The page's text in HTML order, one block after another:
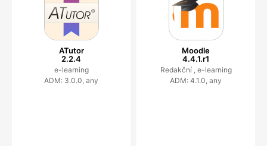
ATutor
2.2.4
e-learning
ADM: 3.0.0, any
Moodle
4.4.1.r1
Redakční , e-learning
ADM: 4.1.0, any